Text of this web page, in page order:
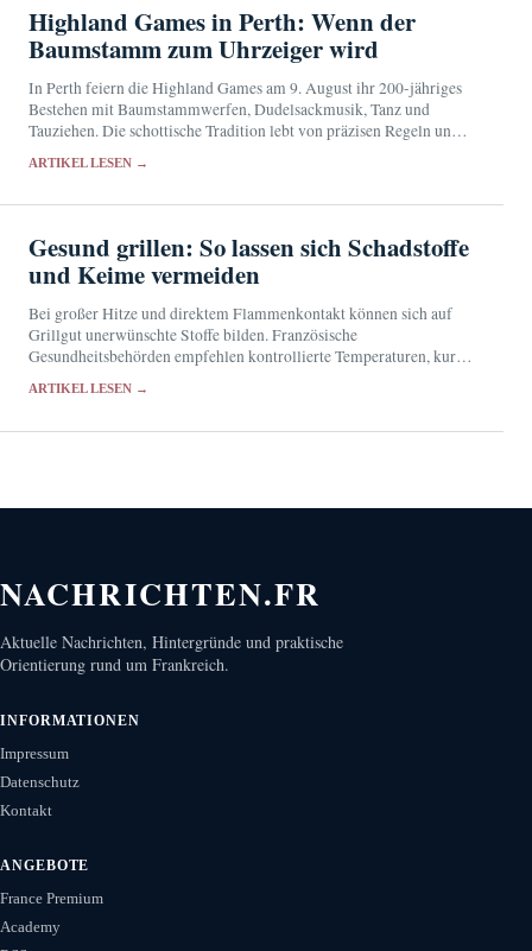
Highland Games in Perth: Wenn der
Baumstamm zum Uhrzeiger wird
In Perth feiern die Highland Games am 9. August ihr 200-jähriges
Bestehen mit Baumstammwerfen, Dudelsackmusik, Tanz und
Tauziehen. Die schottische Tradition lebt von präzisen Regeln und
ARTIKEL LESEN →
Gesund grillen: So lassen sich Schadstoffe
und Keime vermeiden
Bei großer Hitze und direktem Flammenkontakt können sich auf
Grillgut unerwünschte Stoffe bilden. Französische
Gesundheitsbehörden empfehlen kontrollierte Temperaturen, kurze
ARTIKEL LESEN →
NACHRICHTEN.FR
Aktuelle Nachrichten, Hintergründe und praktische
Orientierung rund um Frankreich.
INFORMATIONEN
Impressum
Datenschutz
Kontakt
ANGEBOTE
France Premium
Academy